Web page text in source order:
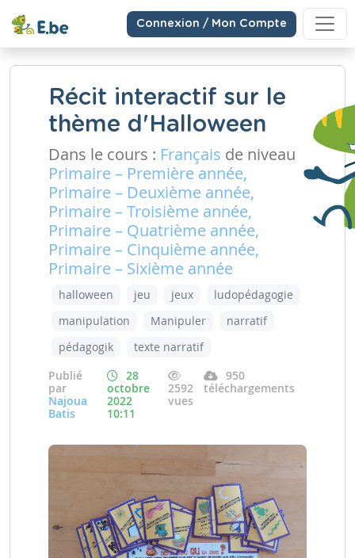
Connexion / Mon Compte
Récit interactif sur le
thème d'Halloween
Dans le cours : Français de niveau
Primaire – Première année,
Primaire – Deuxième année,
Primaire – Troisième année,
Primaire – Quatrième année,
Primaire – Cinquième année,
Primaire – Sixième année
halloween jeu jeux
ludopédagogie
manipulation
Manipuler
narratif
pédagogik
texte narratif
Publié
par
Najoua
Batis
28
octobre
2022
10:11
2592
vues
950
téléchargements